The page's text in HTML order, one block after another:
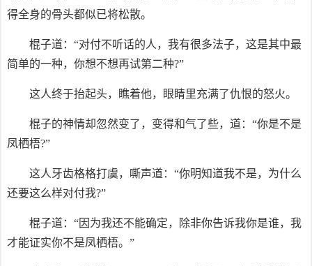
得全身的骨头都似已将松散。
棍子道：“对付不听话的人，我有很多法子，这是其中最
简单的一种，你想不想再试第二种?”
这人终于抬起头，瞧着他，眼睛里充满了仇恨的怒火。
棍子的神情却忽然变了，变得和气了些，道：“你是不是
凤栖梧?”
这人牙齿格格打虞，嘶声道：“你明知道我不是，为什么
还要这么样对付我?”
棍子道：“因为我还不能确定，除非你告诉我你是谁，我
才能证实你不是凤栖梧。”